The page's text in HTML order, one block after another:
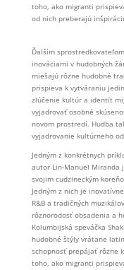
toho, ako migranti
od nich preberajú
Ďalším
inováciami v hudobných
miešajú rôzne hudobné
prispieva k vytváraniu
zlúčenie kultúr a identít
vyjadrovať osobné
novom prostredí. Hudba
vyjadrovanie kultúrneho
Jedným z konkrétnych
autor Lin-Manuel Miranda
svojim cudzineckým
Jedným z nich je
R&B a tradičných
rôznorodosť obsadenia a
Kolumbijská speváčka
hudobné štýly vrátane
schopnosť prepájať rôzne
toho, ako migranti